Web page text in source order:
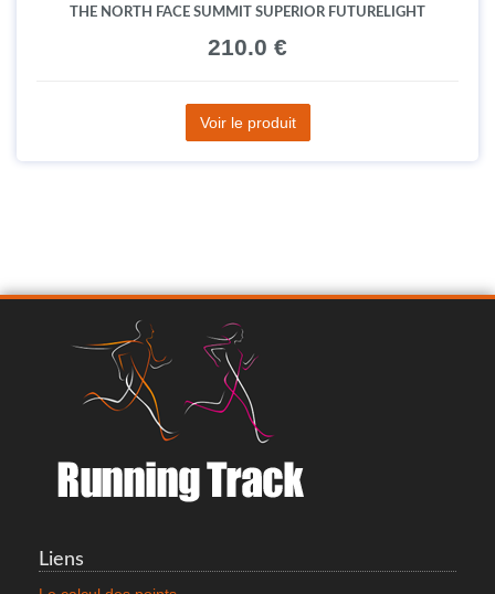
THE NORTH FACE SUMMIT SUPERIOR FUTURELIGHT
210.0 €
Voir le produit
Liens